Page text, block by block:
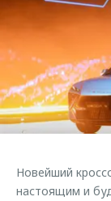
Страхование
Кредитный
Аксессуары
Одежда и
Оригинальные
Трейд-ин
Клиентская
Клуб
Приложение O&J
Аксессуары
Оригинальные
Обратная связь
Новейший
настоящим и